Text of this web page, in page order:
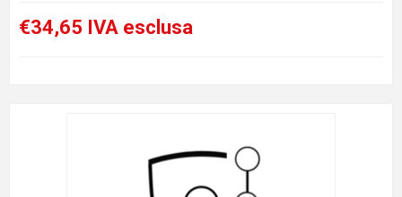
€34,65 IVA esclusa